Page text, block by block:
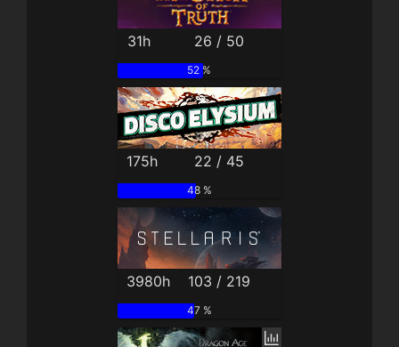
31h 26 / 50
52 %
175h 22 / 45
48 %
3980h 103 / 219
47 %